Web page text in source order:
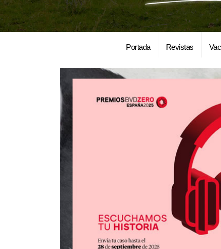
Portada Revistas